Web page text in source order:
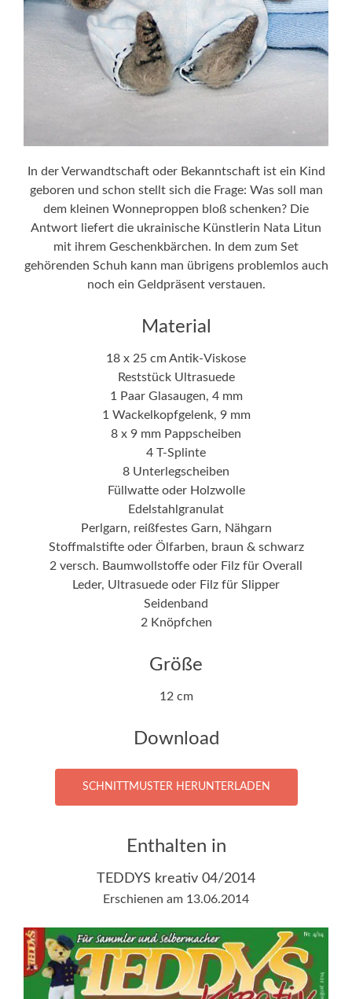
In der Verwandtschaft oder Bekanntschaft ist ein Kind
geboren und schon stellt sich die Frage: Was soll man
dem kleinen Wonneproppen bloß schenken? Die
Antwort liefert die ukrainische Künstlerin Nata Litun
mit ihrem Geschenkbärchen. In dem zum Set
gehörenden Schuh kann man übrigens problemlos auch
noch ein Geldpräsent verstauen.
Material
18 x 25 cm Antik-Viskose
Reststück Ultrasuede
1 Paar Glasaugen, 4 mm
1 Wackelkopfgelenk, 9 mm
8 x 9 mm Pappscheiben
4 T-Splinte
8 Unterlegscheiben
Füllwatte oder Holzwolle
Edelstahlgranulat
Perlgarn, reißfestes Garn, Nähgarn
Stoffmalstifte oder Ölfarben, braun & schwarz
2 versch. Baumwollstoffe oder Filz für Overall
Leder, Ultrasuede oder Filz für Slipper
Seidenband
2 Knöpfchen
Größe
12 cm
Download
SCHNITTMUSTER HERUNTERLADEN
Enthalten in
TEDDYS kreativ 04/2014
Erschienen am 13.06.2014